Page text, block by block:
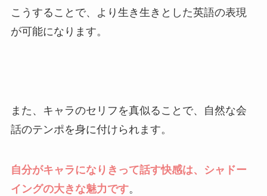
こうすることで、より生き生きとした英語の表現
が可能になります。
また、キャラのセリフを真似ることで、自然な会
話のテンポを身に付けられます。
自分がキャラになりきって話す快感は、シャドー
イングの大きな魅力です。